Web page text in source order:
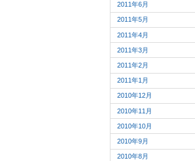
2011年6月
2011年5月
2011年4月
2011年3月
2011年2月
2011年1月
2010年12月
2010年11月
2010年10月
2010年9月
2010年8月